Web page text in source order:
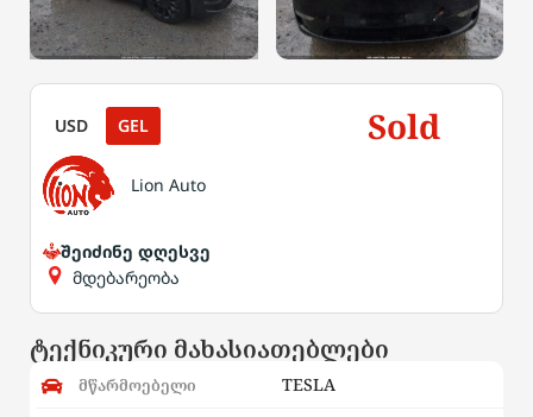
USD GEL Sold
Lion Auto
შეიძინე დღესვე
მდებარეობა
ტექნიკური მახასიათებლები
მწარმოებელი TESLA